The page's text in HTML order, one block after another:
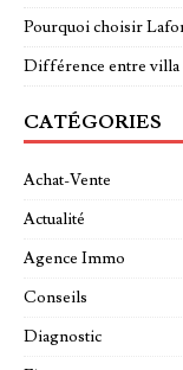
Pourquoi choisir
Différence entre villa
CATÉGORIES
Achat-Vente
Actualité
Agence Immo
Conseils
Diagnostic